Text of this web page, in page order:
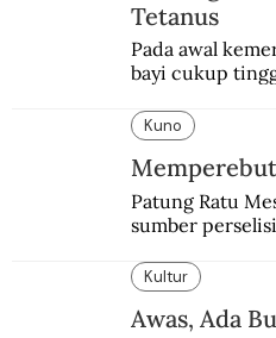
Tetanus
Pada awal
bayi cukup
Kuno
Patung Ratu
sumber
Kultur
Awas, Ada